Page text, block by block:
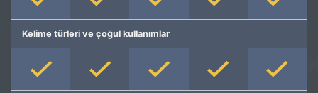
Kelime türleri ve çoğul kullanımlar